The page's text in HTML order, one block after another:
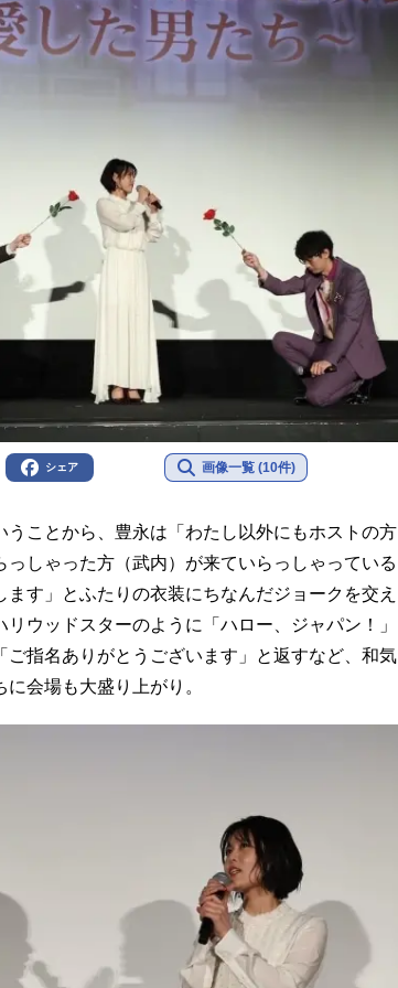
シェア 画像一覧 (10件)
ことから、豊永は「わたし以外にもホストの方
しゃった方（武内）が来ていらっしゃっている
す」とふたりの衣装にちなんだジョークを交え
ウッドスターのように「ハロー、ジャパン！」
指名ありがとうございます」と返すなど、和気
会場も大盛り上がり。